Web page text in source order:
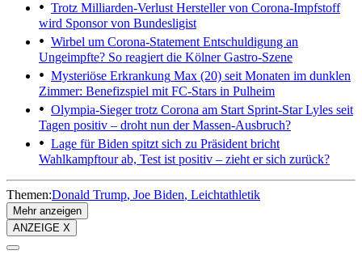
Trotz Milliarden-Verlust Hersteller von Corona-Impfstoff
wird Sponsor von Bundesligist
Wirbel um Corona-Statement Entschuldigung an
Ungeimpfte? So reagiert die Kölner Gastro-Szene
Mysteriöse Erkrankung Max (20) seit Monaten im dunklen
Zimmer: Benefizspiel mit FC-Stars in Pulheim
Olympia-Sieger trotz Corona am Start Sprint-Star Lyles seit
Tagen positiv – droht nun der Massen-Ausbruch?
Lage für Biden spitzt sich zu Präsident bricht
Wahlkampftour ab, Test ist positiv – zieht er sich zurück?
Themen:Donald Trump Joe Biden Leichtathletik
Mehr anzeigen
ANZEIGE X